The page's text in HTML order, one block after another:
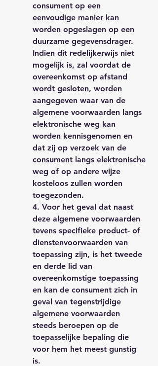
consument op een
eenvoudige manier kan
worden opgeslagen op een
duurzame gegevensdrager.
Indien dit redelijkerwijs niet
mogelijk is, zal voordat de
overeenkomst op afstand
wordt gesloten, worden
aangegeven waar van de
algemene voorwaarden langs
elektronische weg kan
worden kennisgenomen en
dat zij op verzoek van de
consument langs elektronische
weg of op andere wijze
kosteloos zullen worden
toegezonden.
4. Voor het geval dat naast
deze algemene voorwaarden
tevens specifieke product- of
dienstenvoorwaarden van
toepassing zijn, is het tweede
en derde lid van
overeenkomstige toepassing
en kan de consument zich in
geval van tegenstrijdige
algemene voorwaarden
steeds beroepen op de
toepasselijke bepaling die
voor hem het meest gunstig
is.